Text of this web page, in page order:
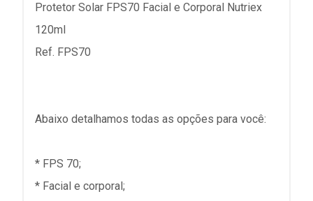
Protetor Solar FPS70 Facial e Corporal Nutriex
120ml
Ref. FPS70
Abaixo detalhamos todas as opções para você:
* FPS 70;
* Facial e corporal;